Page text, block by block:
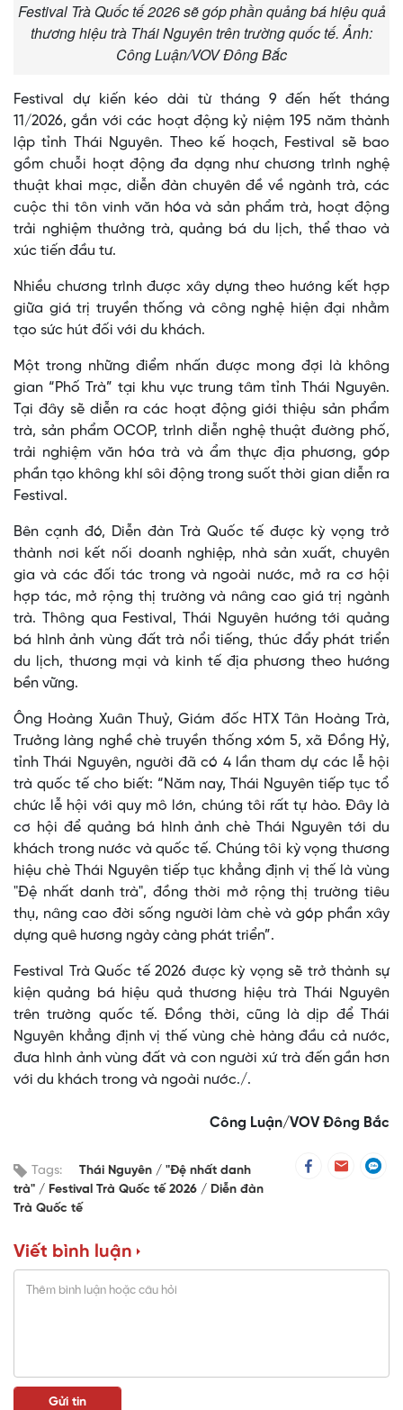
Festival Trà Quốc tế 2026 sẽ góp phần quảng bá hiệu quả
thương hiệu trà Thái Nguyên trên trường quốc tế. Ảnh:
Công Luận/VOV Đông Bắc
Festival dự kiến kéo dài từ tháng 9 đến hết tháng
11/2026, gắn với các hoạt động kỷ niệm 195 năm thành
lập tỉnh Thái Nguyên. Theo kế hoạch, Festival sẽ bao
gồm chuỗi hoạt động đa dạng như chương trình nghệ
thuật khai mạc, diễn đàn chuyên đề về ngành trà, các
cuộc thi tôn vinh văn hóa và sản phẩm trà, hoạt động
trải nghiệm thưởng trà, quảng bá du lịch, thể thao và
xúc tiến đầu tư.
Nhiều chương trình được xây dựng theo hướng kết hợp
giữa giá trị truyền thống và công nghệ hiện đại nhằm
tạo sức hút đối với du khách.
Một trong những điểm nhấn được mong đợi là không
gian “Phố Trà” tại khu vực trung tâm tỉnh Thái Nguyên.
Tại đây sẽ diễn ra các hoạt động giới thiệu sản phẩm
trà, sản phẩm OCOP, trình diễn nghệ thuật đường phố,
trải nghiệm văn hóa trà và ẩm thực địa phương, góp
phần tạo không khí sôi động trong suốt thời gian diễn ra
Festival.
Bên cạnh đó, Diễn đàn Trà Quốc tế được kỳ vọng trở
thành nơi kết nối doanh nghiệp, nhà sản xuất, chuyên
gia và các đối tác trong và ngoài nước, mở ra cơ hội
hợp tác, mở rộng thị trường và nâng cao giá trị ngành
trà. Thông qua Festival, Thái Nguyên hướng tới quảng
bá hình ảnh vùng đất trà nổi tiếng, thúc đẩy phát triển
du lịch, thương mại và kinh tế địa phương theo hướng
bền vững.
Ông Hoàng Xuân Thuỷ, Giám đốc HTX Tân Hoàng Trà,
Trưởng làng nghề chè truyền thống xóm 5, xã Đồng Hỷ,
tỉnh Thái Nguyên, người đã có 4 lần tham dự các lễ hội
trà quốc tế cho biết: “Năm nay, Thái Nguyên tiếp tục tổ
chức lễ hội với quy mô lớn, chúng tôi rất tự hào. Đây là
cơ hội để quảng bá hình ảnh chè Thái Nguyên tới du
khách trong nước và quốc tế. Chúng tôi kỳ vọng thương
hiệu chè Thái Nguyên tiếp tục khẳng định vị thế là vùng
"Đệ nhất danh trà", đồng thời mở rộng thị trường tiêu
thụ, nâng cao đời sống người làm chè và góp phần xây
dựng quê hương ngày càng phát triển”.
Festival Trà Quốc tế 2026 được kỳ vọng sẽ trở thành sự
kiện quảng bá hiệu quả thương hiệu trà Thái Nguyên
trên trường quốc tế. Đồng thời, cũng là dịp để Thái
Nguyên khẳng định vị thế vùng chè hàng đầu cả nước,
đưa hình ảnh vùng đất và con người xứ trà đến gần hơn
với du khách trong và ngoài nước./.
Công Luận/VOV Đông Bắc
Tags: Thái Nguyên
"Đệ nhất danh
trà"
Festival Trà Quốc tế 2026
Diễn đàn
Trà Quốc tế
Viết bình luận